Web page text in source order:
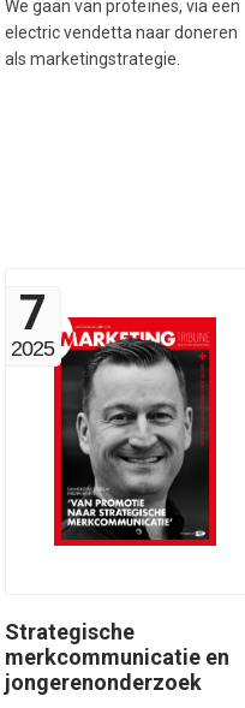
We gaan van proteïnes, via een
electric vendetta naar doneren
als marketingstrategie.
7
2025
Strategische
merkcommunicatie en
jongerenonderzoek